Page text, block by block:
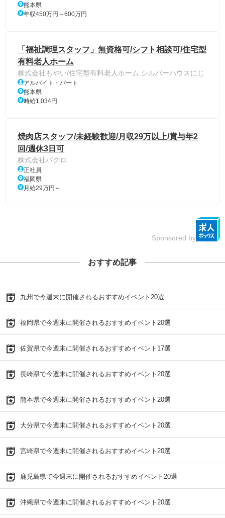
熊本県
年収450万円～600万円
「福祉調理スタッフ」無資格可/シフト相談可/住宅型
有料老人ホーム
株式会社もやい/住宅型有料老人ホーム シルバーハウスにじ
アルバイト・パート
熊本県
時給1,034円
焼肉店スタッフ/未経験歓迎/月収29万以上/賞与年2
回/週休3日可
株式会社バクロ
正社員
福岡県
月給29万円～
Sponsored by
おすすめ記事
九州で今週末に開催されるおすすめイベント20選
福岡県で今週末に開催されるおすすめイベント20選
佐賀県で今週末に開催されるおすすめイベント17選
長崎県で今週末に開催されるおすすめイベント20選
熊本県で今週末に開催されるおすすめイベント20選
大分県で今週末に開催されるおすすめイベント20選
宮崎県で今週末に開催されるおすすめイベント20選
鹿児島県で今週末に開催されるおすすめイベント20選
沖縄県で今週末に開催されるおすすめイベント20選